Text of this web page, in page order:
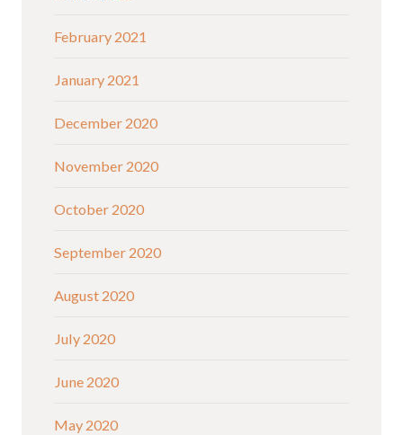
February 2021
January 2021
December 2020
November 2020
October 2020
September 2020
August 2020
July 2020
June 2020
May 2020